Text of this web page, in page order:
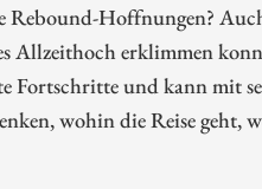
Hoffnungen?
Allzeithoch erklimmen
Fortschritte und kann mit
wohin die Reise geht,